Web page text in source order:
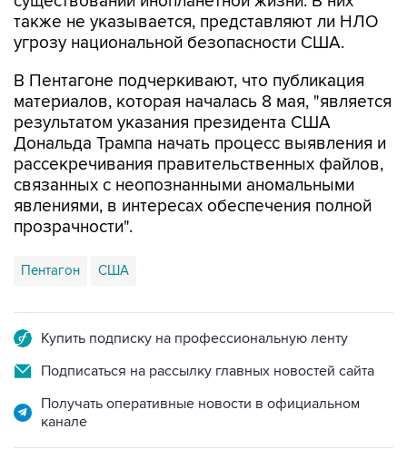
также не указывается, представляют ли НЛО
угрозу национальной безопасности США.
В Пентагоне подчеркивают, что публикация
материалов, которая началась 8 мая, "является
результатом указания президента США
Дональда Трампа начать процесс выявления и
рассекречивания правительственных файлов,
связанных с неопознанными аномальными
явлениями, в интересах обеспечения полной
прозрачности".
Пентагон США
Купить подписку на профессиональную ленту
Подписаться на рассылку главных новостей сайта
Получать оперативные новости в официальном
канале